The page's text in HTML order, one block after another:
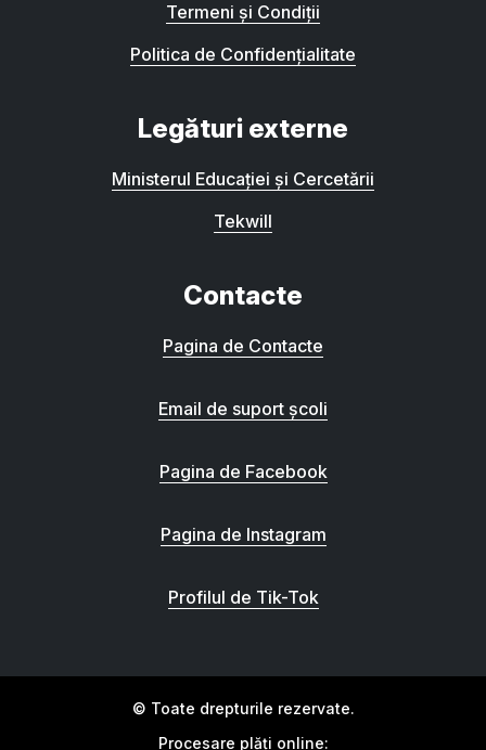
Termeni și Condiții
Politica de Confidențialitate
Legături externe
Ministerul Educației și Cercetării
Tekwill
Contacte
Pagina de Contacte
Email de suport școli
Pagina de Facebook
Pagina de Instagram
Profilul de Tik-Tok
© Toate drepturile rezervate.
Procesare plăți online: